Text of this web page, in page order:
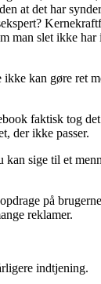
at det har
man slet ikke
ikke kan gøre ret
faktisk tog
der ikke passer.
sige til et
på
reklamer.
indtjening.